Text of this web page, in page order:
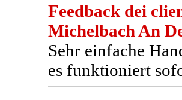
Feedback dei
Michelbach An
Sehr einfache
es funktioniert